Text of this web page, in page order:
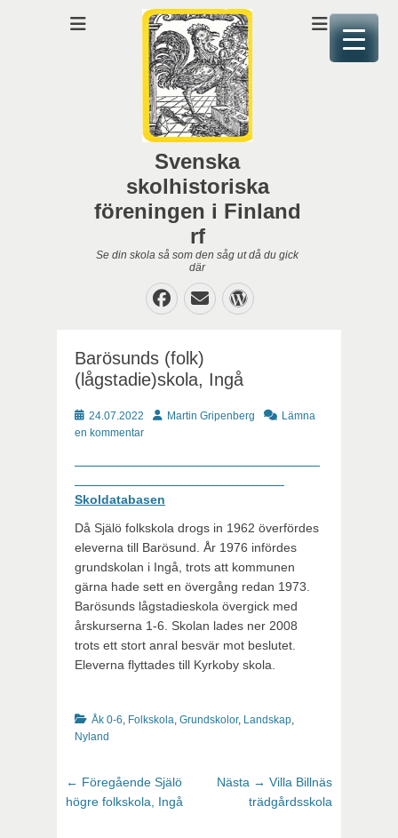
Svenska
skolhistoriska
föreningen i Finland
rf
Se din skola så som den såg ut då du gick
där
Facebook
E-
post
WordPress
Barösunds (folk)
(lågstadie)skola, Ingå
Publicerat
24.07.2022 Författare
Martin Gripenberg
Lämna
en kommentar
Skoldatabasen
Då Själö folkskola drogs in 1962 överfördes
eleverna till Barösund. År 1976 infördes
grundskolan i Ingå, trots att kommunen
gärna hade sett en övergång redan 1973.
Barösunds lågstadieskola övergick med
årskurserna 1-6. Skolan lades ner 2008
trots ett stort anral besvär mot beslutet.
Eleverna flyttades till Kyrkoby skola.
Kategorier
Åk 0-6, Folkskola, Grundskolor, Landskap,
Nyland
Inläggsnavigering
← Föregående Föregående
inlägg:
Själö
högre folkskola, Ingå
Nästa → Nästa
inlägg:
Villa Billnäs
trädgårdsskola